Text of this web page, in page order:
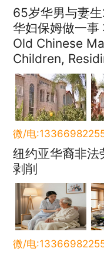
65岁华男与妻
华妇保姆做一
Old Chinese
Children,
微/电
纽约亚华裔非法
剥削
微/电